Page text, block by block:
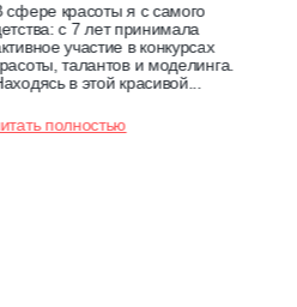
полностью
красоты я с самого
с 7 лет принимала
участие в конкурсах
талантов и моделинга.
в этой красивой...